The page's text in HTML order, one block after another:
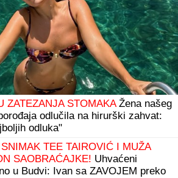
ZATEZANJA STOMAKAŽena našeg
odlučila na hirurški zahvat:
odluka"
TEE TAIROVIĆ I MUŽA
SAOBRAĆAJKE! Uhvaćeni
u Budvi: Ivan sa ZAVOJEM preko